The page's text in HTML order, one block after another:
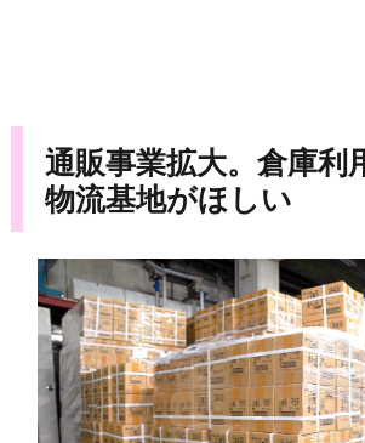
通販事業拡大。倉庫利
物流基地がほしい